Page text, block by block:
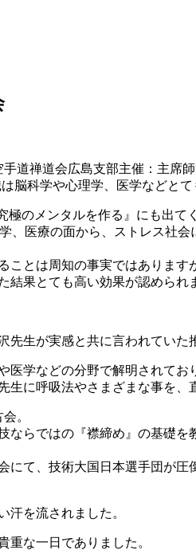
道禅道会広島支部主催：主
脳科学や心理学、医学などとて
極のメンタルを作る』にも出
、医療の面から、ストレス社
とは周知の事実ではありま
結果とても高い効果が認められ
生が実感と共に言われていた
学などの分野で解明されて
に呼吸法やさまざまな事を、
。
らではの『襟締め』の基礎
にて、技術大国日本選手団が
汗を流されました。
重な一日でありました。